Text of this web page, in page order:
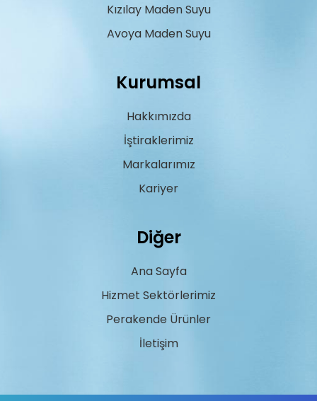
Kızılay Maden Suyu
Avoya Maden Suyu
Kurumsal
Hakkımızda
İştiraklerimiz
Markalarımız
Kariyer
Diğer
Ana Sayfa
Hizmet Sektörlerimiz
Perakende Ürünler
İletişim